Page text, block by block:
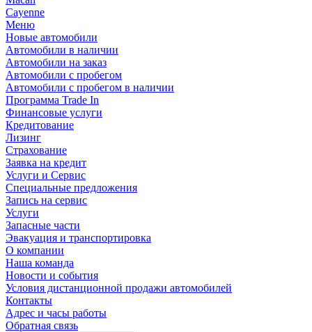
Cayenne
Меню
Новые автомобили
Автомобили в наличии
Автомобили на заказ
Автомобили с пробегом
Автомобили с пробегом в наличии
Программа Trade In
Финансовые услуги
Кредитование
Лизинг
Страхование
Заявка на кредит
Услуги и Сервис
Специальные предложения
Запись на сервис
Услуги
Запасные части
Эвакуация и транспортировка
О компании
Наша команда
Новости и события
Условия дистанционной продажи автомобилей
Контакты
Адрес и часы работы
Обратная связь